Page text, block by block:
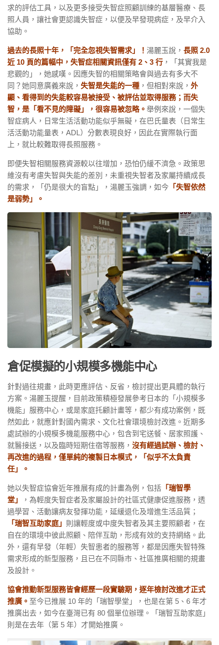
求的評估工具，以及更多接受失智症照顧訓練的基層醫療、長
照人員，讓社會更認識失智症，以便及早發現病症，及早介入
協助。
過去的長照十年，「完全忽視失智需求」！ 湯麗玉說， 長照 2.0
近 10 頁的篇幅中，失智症相關資訊僅有 2、3 行 ，「其實我是
悲觀的」，她感嘆。因應失智的相關策略會與過去有多大不
同？她同意廣義來說， 失智是失能的一種 ，但相對來說， 外
顯、看得到的失能較容易被接受、被評估並取得服務；而失
智，是「看不見的障礙」，很容易被忽略。 舉例來說，一個失
智症病人，日常生活活動功能似乎無礙，在巴氏量表（日常生
活活動功能量表，ADL）分數表現良好，因此在實際執行面
上，就比較難取得長照服務。
即便失智相關服務資源較以往增加，恐怕仍緩不濟急。政策思
維沒有考慮失智與失能的差別，未重視失智者及家屬持續成長
的需求，「仍是很大的盲點」，湯麗玉強調，如今 「失智依然
是弱勢」。
倉促模擬的小規模多機能中心
針對過往規畫，此時更應評估、反省，檢討提出更具體的執行
方案。湯麗玉提醒，目前政策積極發展參考日本的「小規模多
機能」服務中心，或是家庭托顧計畫等，都少有成功案例，既
然如此，就應針對國內需求、文化社會環境檢討改進。近期多
處試辦的小規模多機能服務中心，包含到宅送餐、居家照護、
就醫接送，以及臨時短期住宿等服務， 沒有經過試辦、檢討、
再改進的過程，僅單純的複製日本模式，「似乎不太負責
任」。
她以失智症協會近年推展有成的計畫為例，包括 「瑞智學
堂」
，為輕度失智症者及家屬設計的社區式健康促進服務，透
過學習、活動讓病友發揮功能，延緩退化及增進生活品質；
「瑞智互助家庭」 則讓輕度或中度失智者及其主要照顧者，在
自在的環境中彼此照顧、陪伴互助，形成有效的支持網絡。此
外，還有早發（年輕）失智患者的服務等，都是因應失智特殊
需求形成的新型服務，且已在不同縣市、社區推廣相關的規畫
及設計。
協會推動新型服務皆會經歷一段實驗期，逐年檢討改進才正式
推廣。 至今已推展 10 年的「瑞智學堂」，也是在第 5、6 年才
推廣出去，如今在臺灣已有 80 個單位辦理。「瑞智互助家庭」
則是在去年（第 5 年）才開始推廣。